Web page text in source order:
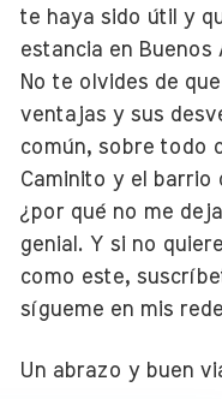
te haya sido útil y
estancia en
No te olvides de
ventajas y sus
común, sobre todo
Caminito y el barrio
¿por qué no me
genial. Y si no
como este,
sígueme en mis
Un abrazo y buen